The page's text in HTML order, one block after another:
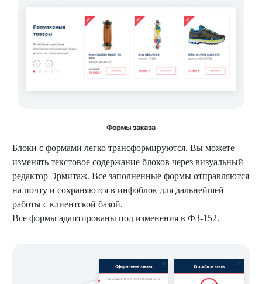
Блоки с формами легко трансформируются. Вы можете
изменять текстовое содержание блоков через визуальный
редактор Эрмитаж. Все заполненные формы отправляются
на почту и сохраняются в инфоблок для дальнейшей
работы с клиентской базой.
Все формы адаптированы под изменения в ФЗ-152.